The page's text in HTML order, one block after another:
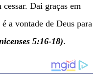
Dai graças em
a vontade de Deus para
5:16-18).